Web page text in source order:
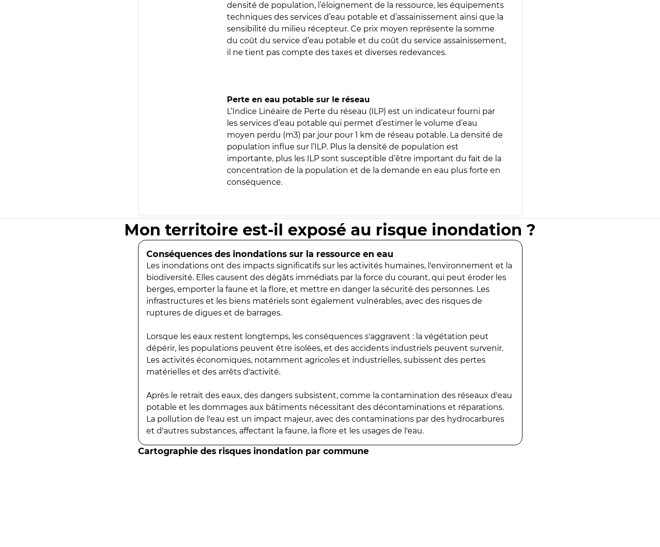
densité de population, l’éloignement de la ressource, les équipements
techniques des services d’eau potable et d’assainissement ainsi que la
sensibilité du milieu récepteur. Ce prix moyen représente la somme
du coût du service d’eau potable et du coût du service assainissement,
il ne tient pas compte des taxes et diverses redevances.
Perte en eau potable sur le réseau
L’Indice Linéaire de Perte du réseau (ILP) est un indicateur fourni par
les services d’eau potable qui permet d’estimer le volume d’eau
moyen perdu (m3) par jour pour 1 km de réseau potable. La densité de
population influe sur l’ILP. Plus la densité de population est
importante, plus les ILP sont susceptible d’être important du fait de la
concentration de la population et de la demande en eau plus forte en
conséquence.
Mon territoire est-il exposé au risque inondation ?
Conséquences des inondations sur la ressource en eau
Les inondations ont des impacts significatifs sur les activités humaines, l'environnement et la
biodiversité. Elles causent des dégâts immédiats par la force du courant, qui peut éroder les
berges, emporter la faune et la flore, et mettre en danger la sécurité des personnes. Les
infrastructures et les biens matériels sont également vulnérables, avec des risques de
ruptures de digues et de barrages.
Lorsque les eaux restent longtemps, les conséquences s'aggravent : la végétation peut
dépérir, les populations peuvent être isolées, et des accidents industriels peuvent survenir.
Les activités économiques, notamment agricoles et industrielles, subissent des pertes
matérielles et des arrêts d'activité.
Après le retrait des eaux, des dangers subsistent, comme la contamination des réseaux d'eau
potable et les dommages aux bâtiments nécessitant des décontaminations et réparations.
La pollution de l'eau est un impact majeur, avec des contaminations par des hydrocarbures
et d'autres substances, affectant la faune, la flore et les usages de l'eau.
Cartographie des risques inondation par commune